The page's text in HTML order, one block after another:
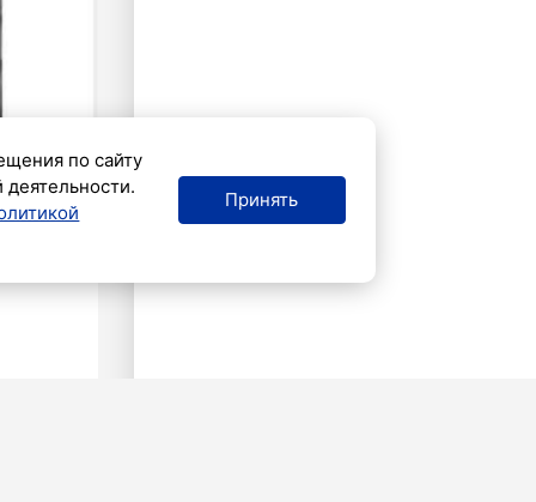
по сайту
Принять